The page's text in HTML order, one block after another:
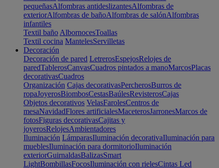
pequeñasAlfombras antideslizantesAlfombras de
exteriorAlfombras de bañoAlfombras de salónAlfombras
infantiles
Textil baño AlbornocesToallas
Textil cocina MantelesServilletas
Decoración
Decoración de pared LetrerosEspejosRelojes de
paredTablerosCanvasCuadros pintados a manoMarcosPlacas
decorativasCuadros
Organización Cajas decorativasPercherosBurros de
ropaJoyerosBiombosCestasBaúlesRevisterosCajas
Objetos decorativos VelasFarolesCentros de
mesaNavidadFlores artificialesMaceterosJarronesMarcos de
fotosFiguras decorativasCajitas y
joyerosRelojesAmbientadores
Iluminación LámparasIluminación decorativaIluminación para
mueblesIluminación para dormitorioIluminación
exteriorGuirnaldasBalizasSmart
LightBombillasFocosIluminación con rielesCintas Led